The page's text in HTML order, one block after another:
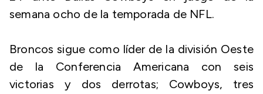
semana ocho de la temporada de NFL.
Broncos sigue como líder de la división Oeste
de la Conferencia Americana con seis
victorias y dos derrotas; Cowboys, tres